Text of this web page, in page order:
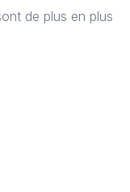
de plus en plus